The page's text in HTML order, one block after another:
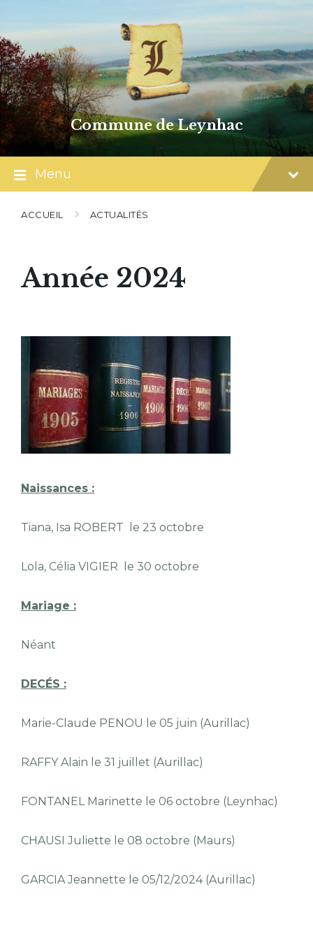
content
main
navigation
footer
Commune de Leynhac
Menu
ACCUEIL ACTUALITÉS
Année 2024
Naissances :
Tiana, Isa ROBERT le 23 octobre
Lola, Célia VIGIER le 30 octobre
Mariage :
Néant
DECÉS :
Marie-Claude PENOU le 05 juin (Aurillac)
RAFFY Alain le 31 juillet (Aurillac)
FONTANEL Marinette le 06 octobre (Leynhac)
CHAUSI Juliette le 08 octobre (Maurs)
GARCIA Jeannette le 05/12/2024 (Aurillac)